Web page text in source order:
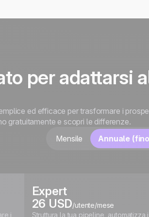
per adattarsi
ed efficace per trasformare i
gratuitamente e scopri le differenze.
Mensile
Annuale
i
Expert
26 USD/utente/mese
Struttura la tua pipeline,